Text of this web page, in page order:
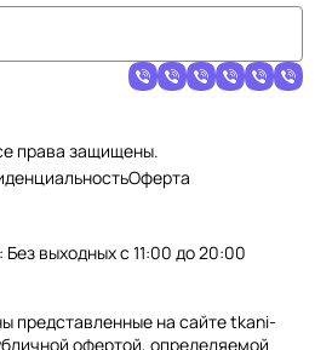
права защищены.
Оферта
выходных с 11:00 до 20:00
представленные на сайте tkani-
офертой, определяемой